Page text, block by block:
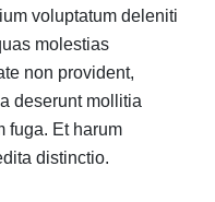
voluptatum deleniti
molestias
non provident,
deserunt mollitia
fuga. Et harum
distinctio.